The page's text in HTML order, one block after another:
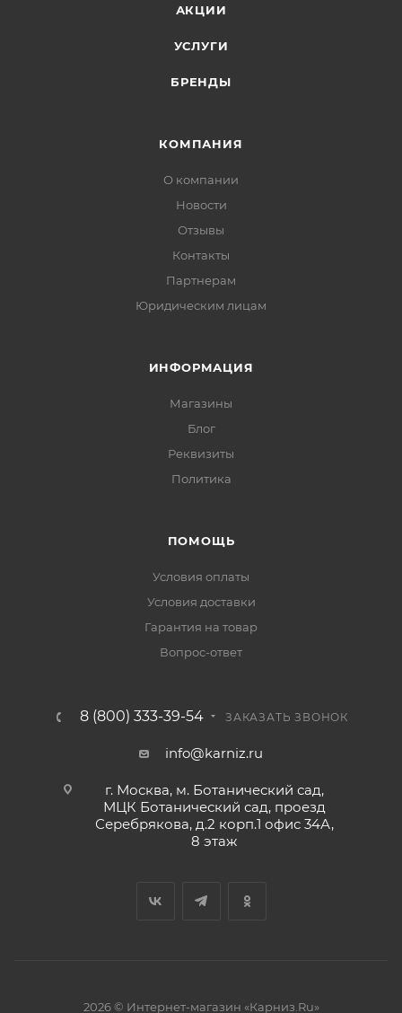
АКЦИИ
УСЛУГИ
БРЕНДЫ
КОМПАНИЯ
О компании
Новости
Отзывы
Контакты
Партнерам
Юридическим лицам
ИНФОРМАЦИЯ
Магазины
Блог
Реквизиты
Политика
ПОМОЩЬ
Условия оплаты
Условия доставки
Гарантия на товар
Вопрос-ответ
8 (800) 333-39-54 ЗАКАЗАТЬ ЗВОНОК
info@karniz.ru
г. Москва, м. Ботанический сад,
МЦК Ботанический сад, проезд
Серебрякова, д.2 корп.1 офис 34А,
8 этаж
2026 © Интернет-магазин «Карниз.Ru»